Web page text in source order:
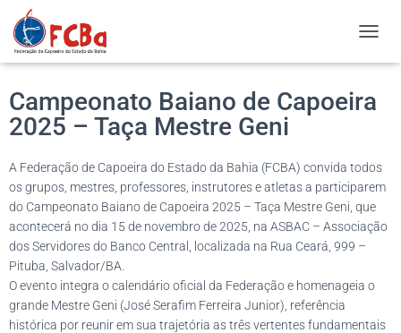
Campeonato Baiano de Capoeira
2025 – Taça Mestre Geni
A Federação de Capoeira do Estado da Bahia (FCBA) convida todos
os grupos, mestres, professores, instrutores e atletas a participarem
do Campeonato Baiano de Capoeira 2025 – Taça Mestre Geni, que
acontecerá no dia 15 de novembro de 2025, na ASBAC – Associação
dos Servidores do Banco Central, localizada na Rua Ceará, 999 –
Pituba, Salvador/BA.
O evento integra o calendário oficial da Federação e homenageia o
grande Mestre Geni (José Serafim Ferreira Junior), referência
histórica por reunir em sua trajetória as três vertentes fundamentais